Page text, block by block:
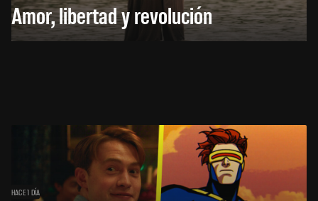
Amor, libertad y revolución
HACE 1 DÍA